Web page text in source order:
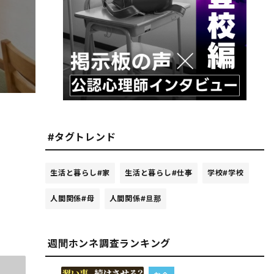
#タグトレンド
生活と暮らし#家 生活と暮らし#仕事 学校#学校
人間関係#母 人間関係#旦那
週間ホンネ調査ランキング